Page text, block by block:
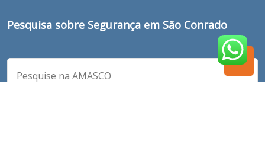
Pesquisa sobre Segurança em São Conrado